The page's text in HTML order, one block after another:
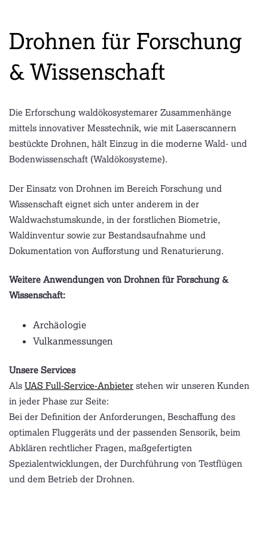
Drohnen für Forschung
& Wissenschaft
Die Erforschung waldökosystemarer Zusammenhänge
mittels innovativer Messtechnik, wie mit Laserscannern
bestückte Drohnen, hält Einzug in die moderne Wald- und
Bodenwissenschaft (Waldökosysteme).
Der Einsatz von Drohnen im Bereich Forschung und
Wissenschaft eignet sich unter anderem in der
Waldwachstumskunde, in der forstlichen Biometrie,
Waldinventur sowie zur Bestandsaufnahme und
Dokumentation von Aufforstung und Renaturierung.
Weitere Anwendungen von Drohnen für Forschung &
Wissenschaft:
Archäologie
Vulkanmessungen
Unsere Services
Als UAS Full-Service-Anbieter stehen wir unseren Kunden
in jeder Phase zur Seite:
Bei der Definition der Anforderungen, Beschaffung des
optimalen Fluggeräts und der passenden Sensorik, beim
Abklären rechtlicher Fragen, maßgefertigten
Spezialentwicklungen, der Durchführung von Testflügen
und dem Betrieb der Drohnen.